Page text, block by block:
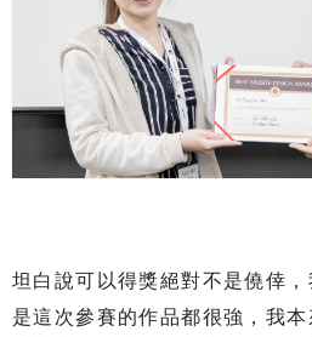
坦白說可以得獎絕對不是僥倖
是這次參賽的作品都很強，我